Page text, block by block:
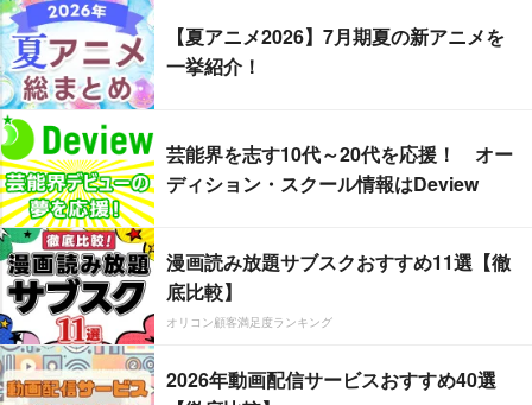
【夏アニメ2026】7月期夏の新アニメを
一挙紹介！
芸能界を志す10代～20代を応援！ オー
ディション・スクール情報はDeview
漫画読み放題サブスクおすすめ11選【徹
底比較】
オリコン顧客満足度ランキング
2026年動画配信サービスおすすめ40選